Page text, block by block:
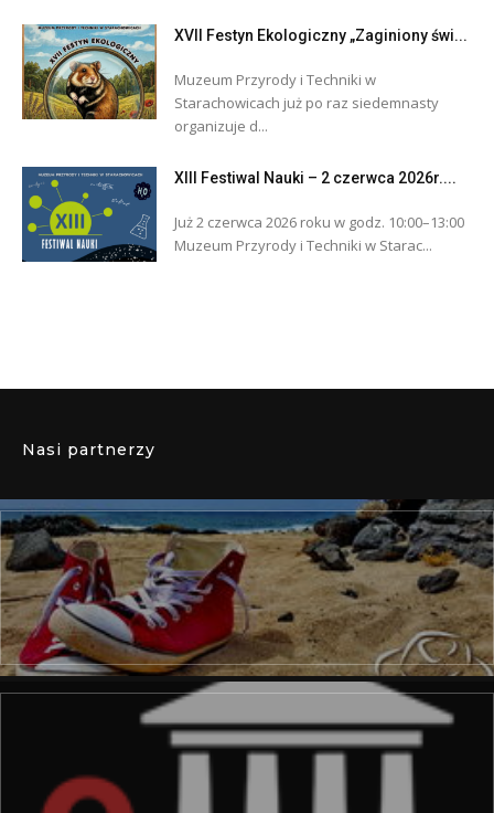
XVII Festyn Ekologiczny „Zaginiony świ...
Muzeum Przyrody i Techniki w
Starachowicach już po raz siedemnasty
organizuje d...
XIII Festiwal Nauki – 2 czerwca 2026r....
Już 2 czerwca 2026 roku w godz. 10:00–13:00
Muzeum Przyrody i Techniki w Starac...
Nasi partnerzy